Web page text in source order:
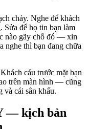
chảy. Nghe để khách
Sửa để họ tin bạn làm
nào gãy chỗ đó — xin
nghe thì bạn đang chữa
cáu trước mặt bạn
trên màn hình — cũng
và cái sân khấu.
— kịch bản